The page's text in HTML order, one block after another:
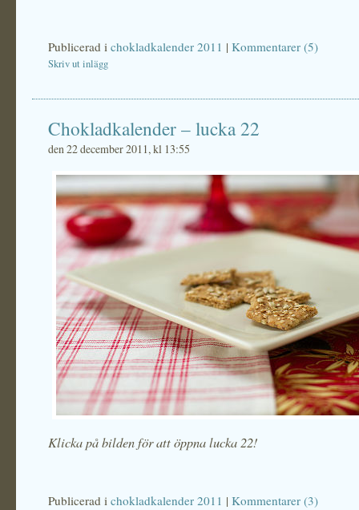
Publicerad i chokladkalender 2011 | Kommentarer (5)
Skriv ut inlägg
Chokladkalender – lucka 22
den 22 december 2011, kl 13:55
Klicka på bilden för att öppna lucka 22!
Publicerad i chokladkalender 2011 | Kommentarer (3)